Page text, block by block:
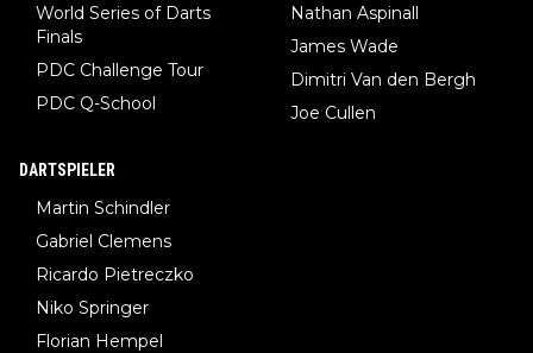
World Series of Darts
Finals
PDC Challenge Tour
PDC Q-School
Nathan Aspinall
James Wade
Dimitri Van den Bergh
Joe Cullen
DARTSPIELER
Martin Schindler
Gabriel Clemens
Ricardo Pietreczko
Niko Springer
Florian Hempel